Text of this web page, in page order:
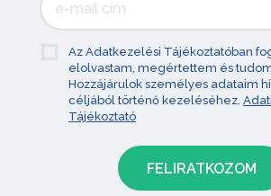
Az Adatkezelési Tájékoztatóban
elolvastam, megértettem és
Hozzájárulok személyes adataim
céljából történő kezeléséhez.
Tájékoztató